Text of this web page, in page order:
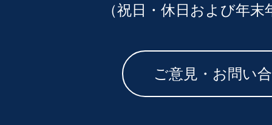
（祝日・休日および年
ご意見・お問い